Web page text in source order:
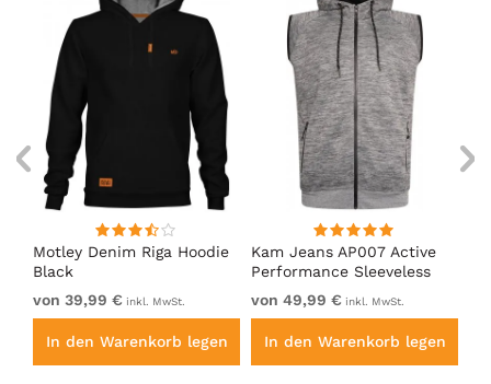
Motley Denim Riga Hoodie
Black
von 39,99 € inkl. MwSt.
In den Warenkorb legen
Kam Jeans AP007 Active
Performance Sleeveless
Hoody Grey
von 49,99 € inkl. MwSt.
In den Warenkorb legen